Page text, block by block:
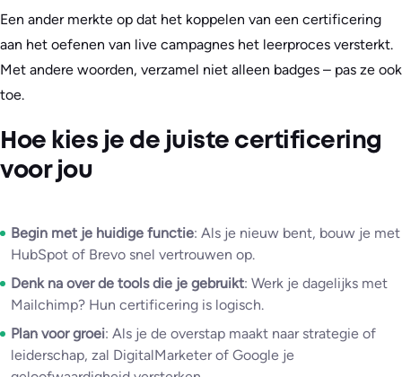
Een ander merkte op dat het koppelen van een certificering
aan het oefenen van live campagnes het leerproces versterkt.
Met andere woorden, verzamel niet alleen badges – pas ze ook
toe.
Hoe kies je de juiste certificering
voor jou
Begin met je huidige functie: Als je nieuw bent, bouw je met
HubSpot of Brevo snel vertrouwen op.
Denk na over de tools die je gebruikt: Werk je dagelijks met
Mailchimp? Hun certificering is logisch.
Plan voor groei: Als je de overstap maakt naar strategie of
leiderschap, zal DigitalMarketer of Google je